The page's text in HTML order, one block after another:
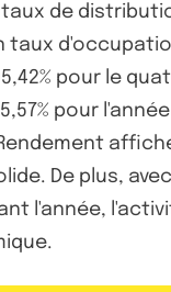
de
taux
pour le
pour l'année
De plus,
l'année,